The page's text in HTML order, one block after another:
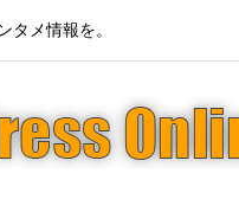
タメ情報を。